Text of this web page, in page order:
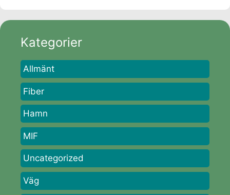
Kategorier
Allmänt
Fiber
Hamn
MIF
Uncategorized
Väg